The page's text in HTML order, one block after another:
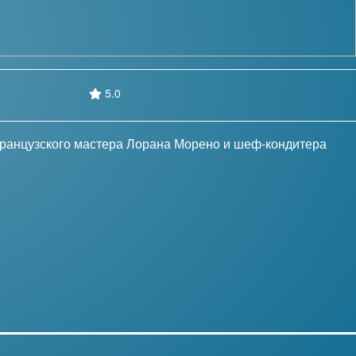
5.0
мастера Лорана Морено и шеф-кондитера